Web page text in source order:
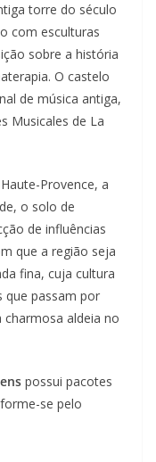
torre do século
com esculturas
sobre a história
O castelo
de música antiga,
Musicales de La
Provence, a
o solo de
de influências
que a região seja
fina, cuja cultura
que passam por
aldeia no
possui pacotes
se pelo